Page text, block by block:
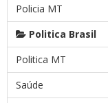
Policia MT
Politica Brasil
Politica MT
Saúde